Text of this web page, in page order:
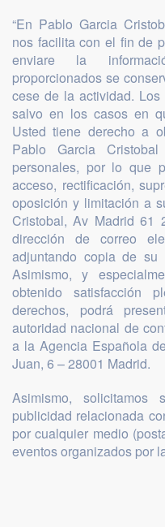
“En Pablo Garcia
nos facilita con el fin de
enviare la
proporcionados se
cese de la actividad.
salvo en los casos en
Usted tiene derecho a
Pablo Garcia
personales, por lo que
acceso, rectificación,
oposición y limitación a
Cristobal, Av Madrid
dirección de correo
adjuntando copia de su
Asimismo, y
obtenido satisfacción
derechos, podrá
autoridad nacional de
a la Agencia Española
Juan, 6 – 28001 Madrid.
Asimismo, solicitamos
publicidad relacionada
por cualquier medio
eventos organizados por